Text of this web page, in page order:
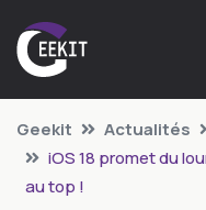
Geekit Actualités
iOS 18 promet du
au top !